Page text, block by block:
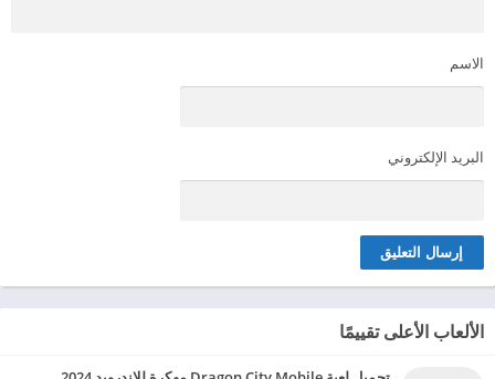
الاسم
البريد الإلكتروني
الألعاب الأعلى تقييمًا